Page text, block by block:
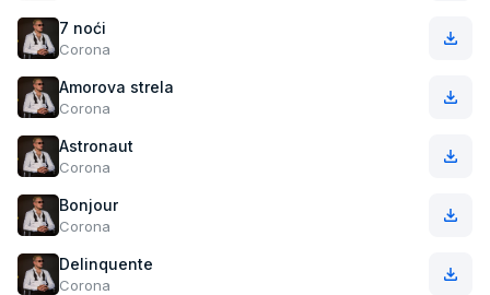
7 noći
Corona
Amorova strela
Corona
Astronaut
Corona
Bonjour
Corona
Delinquente
Corona